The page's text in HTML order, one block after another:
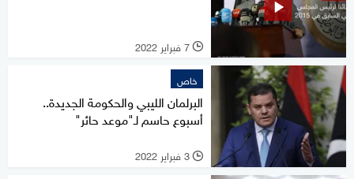
l 7 فبراير 2022
خاص
البرلمان الليبي والحكومة الجديدة..
أسبوع حاسم لـ"موعد حائر"
l 3 فبراير 2022